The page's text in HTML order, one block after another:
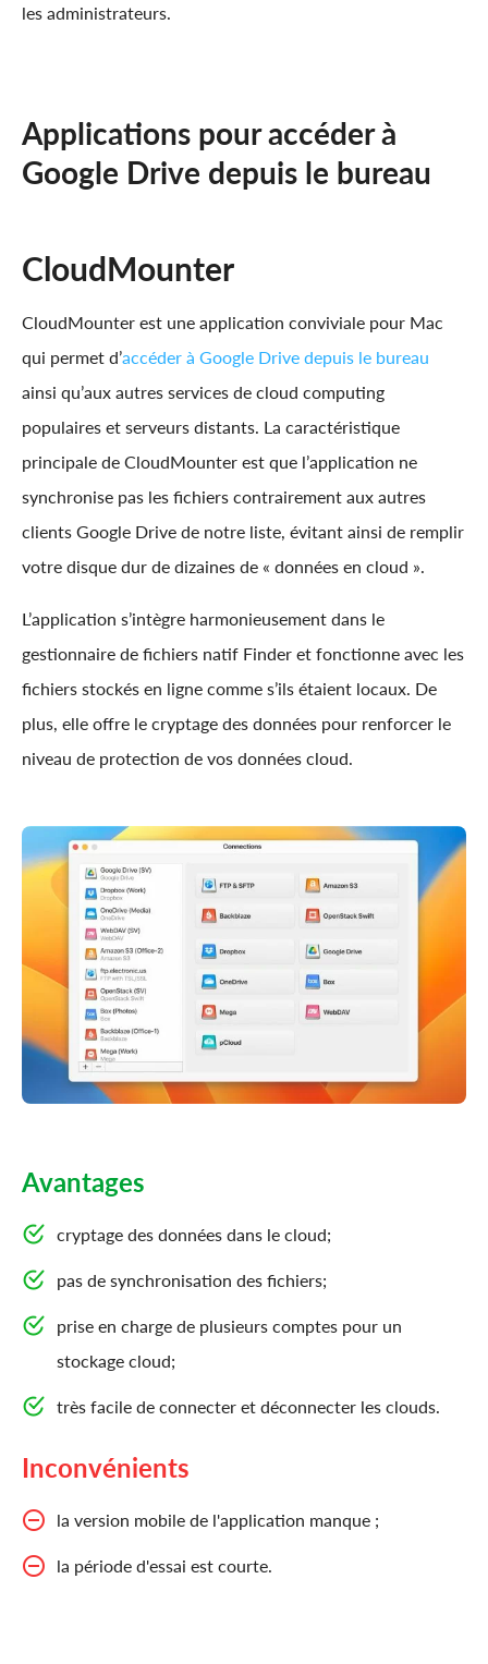
les administrateurs.
Applications pour accéder à
Google Drive depuis le bureau
CloudMounter
CloudMounter est une application conviviale pour Mac
qui permet d’accéder à Google Drive depuis le bureau
ainsi qu’aux autres services de cloud computing
populaires et serveurs distants. La caractéristique
principale de CloudMounter est que l’application ne
synchronise pas les fichiers contrairement aux autres
clients Google Drive de notre liste, évitant ainsi de remplir
votre disque dur de dizaines de « données en cloud ».
L’application s’intègre harmonieusement dans le
gestionnaire de fichiers natif Finder et fonctionne avec les
fichiers stockés en ligne comme s’ils étaient locaux. De
plus, elle offre le cryptage des données pour renforcer le
niveau de protection de vos données cloud.
Avantages
cryptage des données dans le cloud;
pas de synchronisation des fichiers;
prise en charge de plusieurs comptes pour un
stockage cloud;
très facile de connecter et déconnecter les clouds.
Inconvénients
la version mobile de l'application manque ;
la période d'essai est courte.